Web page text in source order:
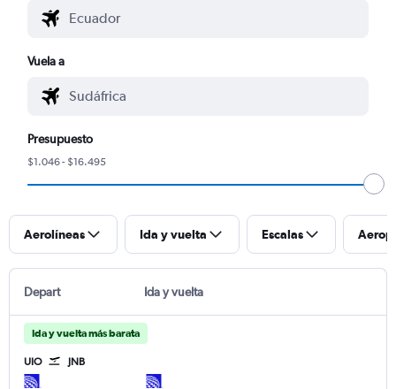
Vuela a
Presupuesto
$1.046 - $16.495
Aerolíneas Ida y vuelta Escalas
Depart Ida y vuelta
Ida y vuelta más barata
UIO JNB